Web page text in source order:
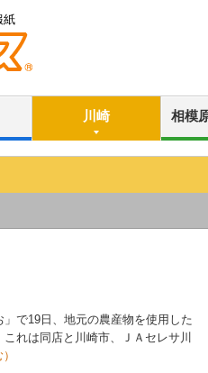
紙
川崎 相模
で19日、地元の農産物を使用した
れは同店と川崎市、ＪＡセレサ川